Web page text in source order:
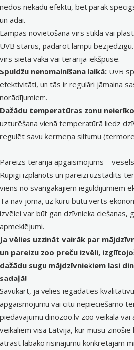
nedos nekādu efektu, bet pārāk
un ādai.
Lampas novietošana virs stikla vai
UVB starus, padarot lampu
virs sieta vāka vai terārija iekšpusē.
Spuldžu nenomainīšana laikā: UVB
efektivitāti, un tās ir regulāri jāmaina
norādījumiem.
Dažādu temperatūras zonu
uzturēšana vienā temperatūrā liedz
regulēt savu ķermeņa siltumu
Pareizs terārija apgaismojums –
Rūpīgi izplānots un pareizi uzstādīts
viens no svarīgākajiem ieguldījumiem
Tā nav joma, uz kuru būtu vērts
izvēlei var būt gan dzīvnieka ciešanas,
apmeklējumi.
Ja vēlies uzzināt vairāk par
un pareizu zoo preču izvēli,
dažādu sugu mājdzīvniekiem lasi
sadaļā!
Savukārt, ja vēlies iegādāties
apgaismojumu vai citu nepieciešamo
piedāvājumu dinozoo.lv zoo veikalā vai
veikaliem visā Latvijā, kur mūsu
atrast labāko risinājumu konkrētajam